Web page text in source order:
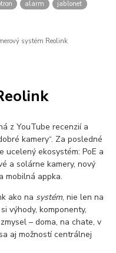
alarm jablonet
systém Reolink
z YouTube recenzií a
kamery“. Za posledné
ucelený ekosystém: PoE a
a solárne kamery, nový
mobilná appka.
ako na systém, nie len na
výhody, komponenty,
– doma, na chate, v
aj možností centrálnej